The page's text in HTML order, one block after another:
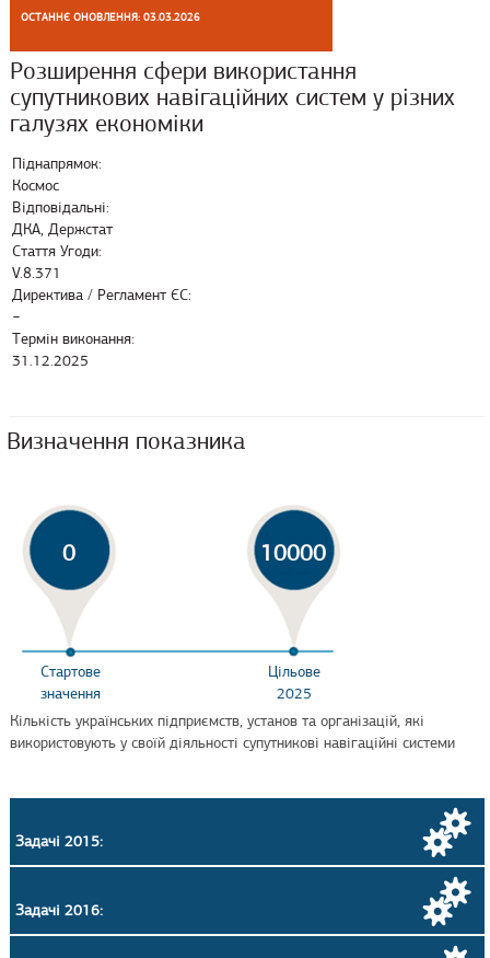
ОСТАННЄ ОНОВЛЕННЯ: 03.03.2026
Розширення сфери використання
супутникових навігаційних систем у різних
галузях економіки
Піднапрямок:
Космос
Відповідальні:
ДКА, Держстат
Стаття Угоди:
V.8.371
Директива / Регламент ЄС:
−
Термін виконання:
31.12.2025
Визначення показника
0 10000
Стартове
значення
Цільове
2025
Кількість українських підприємств, установ та організацій, які
використовують у своїй діяльності супутникові навігаційні системи
Задачі 2015:
Задачі 2016: